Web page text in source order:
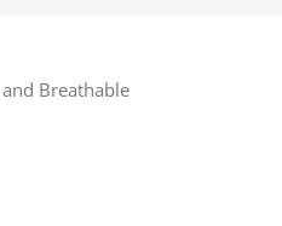
Breathable